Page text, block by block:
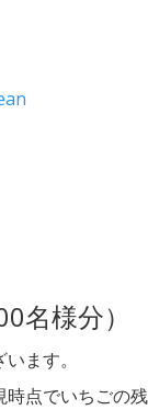
名様分）
ます。
時点でいちごの残